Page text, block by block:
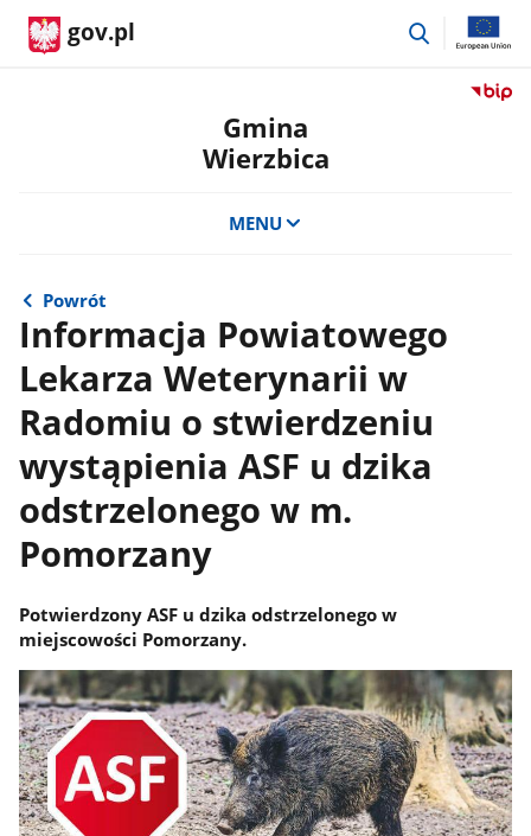
gov.pl
przejdź
Przejdź
Gmina
Wierzbica
MENU
Powrót
Informacja Powiatowego
Lekarza Weterynarii w
Radomiu o stwierdzeniu
wystąpienia ASF u dzika
odstrzelonego w m.
Pomorzany
Potwierdzony ASF u dzika odstrzelonego w
miejscowości Pomorzany.